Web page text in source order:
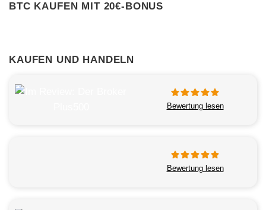
BTC KAUFEN MIT 20€-BONUS
KAUFEN UND HANDELN
Bewertung lesen
Bewertung lesen